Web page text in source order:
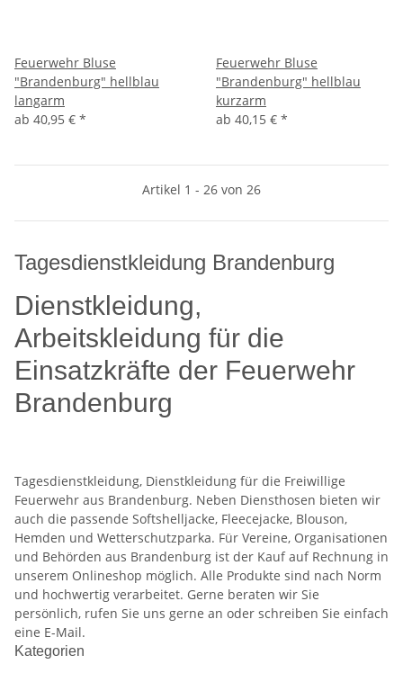
Feuerwehr Bluse
"Brandenburg" hellblau
langarm
ab 40,95 € *
Feuerwehr Bluse
"Brandenburg" hellblau
kurzarm
ab 40,15 € *
Artikel 1 - 26 von 26
Tagesdienstkleidung Brandenburg
Dienstkleidung,
Arbeitskleidung für die
Einsatzkräfte der Feuerwehr
Brandenburg
Tagesdienstkleidung, Dienstkleidung für die Freiwillige
Feuerwehr aus Brandenburg. Neben Diensthosen bieten wir
auch die passende Softshelljacke, Fleecejacke, Blouson,
Hemden und Wetterschutzparka. Für Vereine, Organisationen
und Behörden aus Brandenburg ist der Kauf auf Rechnung in
unserem Onlineshop möglich. Alle Produkte sind nach Norm
und hochwertig verarbeitet. Gerne beraten wir Sie
persönlich, rufen Sie uns gerne an oder schreiben Sie einfach
eine E-Mail.
Kategorien